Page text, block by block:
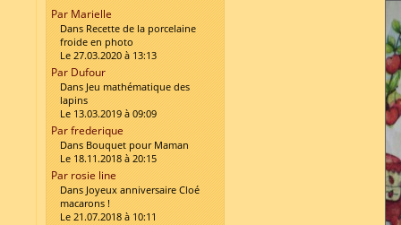
Par Marielle
Dans Recette de la porcelaine
froide en photo
Le 27.03.2020 à 13:13
Par Dufour
Dans Jeu mathématique des
lapins
Le 13.03.2019 à 09:09
Par frederique
Dans Bouquet pour Maman
Le 18.11.2018 à 20:15
Par rosie line
Dans Joyeux anniversaire Cloé
macarons !
Le 21.07.2018 à 10:11